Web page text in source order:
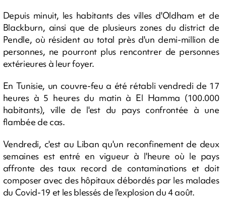
Depuis minuit, les habitants des villes d'Oldham et de
Blackburn, ainsi que de plusieurs zones du district de
Pendle, où résident au total près d'un demi-million de
personnes, ne pourront plus rencontrer de personnes
extérieures à leur foyer.
En Tunisie, un couvre-feu a été rétabli vendredi de 17
heures à 5 heures du matin à El Hamma (100.000
habitants), ville de l'est du pays confrontée à une
flambée de cas.
Vendredi, c'est au Liban qu'un reconfinement de deux
semaines est entré en vigueur à l'heure où le pays
affronte des taux record de contaminations et doit
composer avec des hôpitaux débordés par les malades
du Covid-19 et les blessés de l'explosion du 4 août.